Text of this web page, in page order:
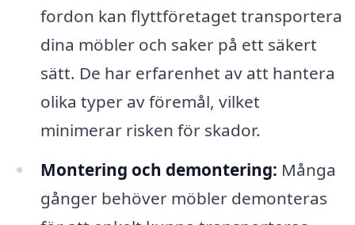
fordon kan flyttföretaget transportera
dina möbler och saker på ett säkert
sätt. De har erfarenhet av att hantera
olika typer av föremål, vilket
minimerar risken för skador.
Montering och demontering: Många
gånger behöver möbler demonteras